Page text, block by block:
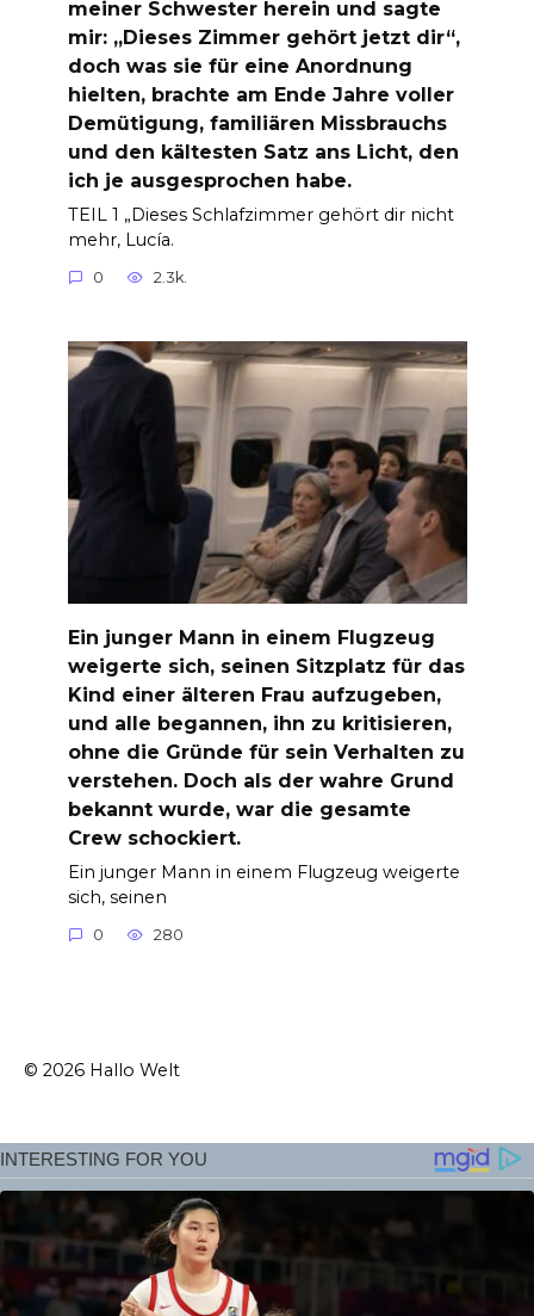
meiner Schwester herein und sagte
mir: „Dieses Zimmer gehört jetzt dir“,
doch was sie für eine Anordnung
hielten, brachte am Ende Jahre voller
Demütigung, familiären Missbrauchs
und den kältesten Satz ans Licht, den
ich je ausgesprochen habe.
TEIL 1 „Dieses Schlafzimmer gehört dir nicht
mehr, Lucía.
0 2.3k.
Ein junger Mann in einem Flugzeug
weigerte sich, seinen Sitzplatz für das
Kind einer älteren Frau aufzugeben,
und alle begannen, ihn zu kritisieren,
ohne die Gründe für sein Verhalten zu
verstehen. Doch als der wahre Grund
bekannt wurde, war die gesamte
Crew schockiert.
Ein junger Mann in einem Flugzeug weigerte
sich, seinen
0 280
© 2026 Hallo Welt